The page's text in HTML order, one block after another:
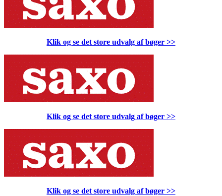
Klik og se det store udvalg af bøger >>
Klik og se det store udvalg af bøger >>
Klik og se det store udvalg af bøger >>